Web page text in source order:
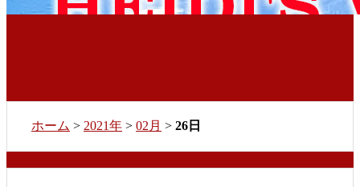
ホーム > 2021年 > 02月 > 26日